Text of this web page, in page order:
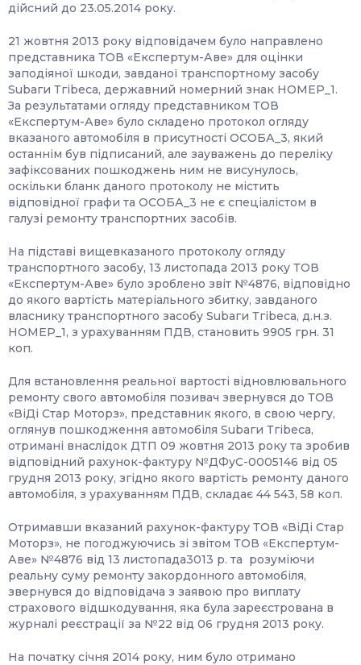
дійсний до 23.05.2014 року.
21 жовтня 2013 року відповідачем було направлено
представника ТОВ «Експертум-Аве» для оцінки
заподіяної шкоди, завданої транспортному засобу
Subаги Тгіbеса, державний номерний знак НОМЕР_1.
За результатами огляду представником ТОВ
«Експертум-Аве» було складено протокол огляду
вказаного автомобіля в присутності ОСОБА_3, який
останнім був підписаний, але зауважень до переліку
зафіксованих пошкоджень ним не висунулось,
оскільки бланк даного протоколу не містить
відповідної графи та ОСОБА_3 не є спеціалістом в
галузі ремонту транспортних засобів.
На підставі вищевказаного протоколу огляду
транспортного засобу, 13 листопада 2013 року ТОВ
«Експертум-Аве» було зроблено звіт №4876, відповідно
до якого вартість матеріального збитку, завданого
власнику транспортного засобу Subаги Тгіbеса, д.н.з.
НОМЕР_1, з урахуванням ПДВ, становить 9905 грн. 31
коп.
Для встановлення реальної вартості відновлювального
ремонту свого автомобіля позивач звернувся до ТОВ
«ВіДі Стар Моторз», представник якого, в свою чергу,
оглянув пошкодження автомобіля Subаги Тгіbеса,
отримані внаслідок ДТП 09 жовтня 2013 року та зробив
відповідний рахунок-фактуру №ДФуС-0005146 від 05
грудня 2013 року, згідно якого вартість ремонту даного
автомобіля, з урахуванням ПДВ, складає 44 543, 58 коп.
Отримавши вказаний рахунок-фактуру ТОВ «ВіДі Стар
Моторз», не погоджуючись зі звітом ТОВ «Експертум-
Аве» №4876 від 13 листопада3013 р. та розуміючи
реальну суму ремонту закордонного автомобіля,
звернувся до відповідача з заявою про виплату
страхового відшкодування, яка була зареєстрована в
журналі реєстрації за №22 від 06 грудня 2013 року.
На початку січня 2014 року, ним було отримано